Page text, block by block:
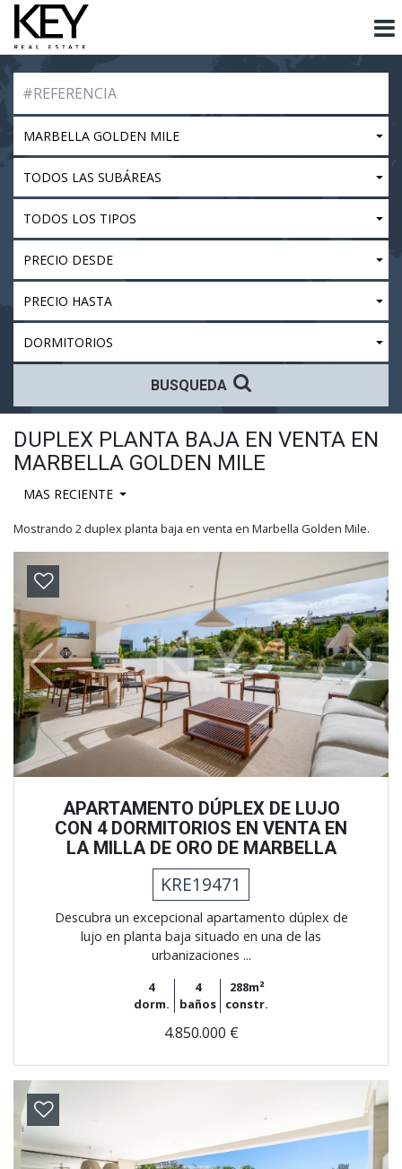
MARBELLA GOLDEN MILE
TODOS LAS SUBÁREAS
TODOS LOS TIPOS
PRECIO DESDE
PRECIO HASTA
DORMITORIOS
BUSQUEDA
DUPLEX PLANTA BAJA EN VENTA EN
MARBELLA GOLDEN MILE
MAS RECIENTE
Mostrando 2 duplex planta baja en venta en Marbella Golden Mile.
Previous Next
APARTAMENTO DÚPLEX DE LUJO
CON 4 DORMITORIOS EN VENTA EN
LA MILLA DE ORO DE MARBELLA
KRE19471
Descubra un excepcional apartamento dúplex de
lujo en planta baja situado en una de las
urbanizaciones ...
4
dorm.
4
baños
288m²
constr.
4.850.000 €